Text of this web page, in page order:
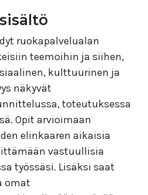
ruokapalvelualan
teemoihin ja siihen,
kulttuurinen ja
näkyvät
toteutuksessa
Opit arvioimaan
elinkaaren aikaisia
vastuullisia
työssäsi. Lisäksi saat
omat